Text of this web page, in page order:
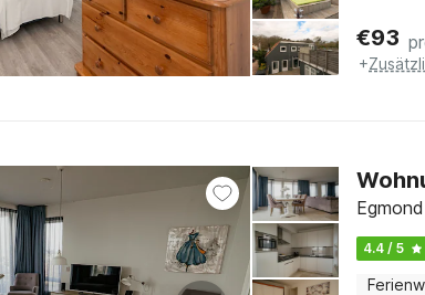
€93
+
4.4 / 5